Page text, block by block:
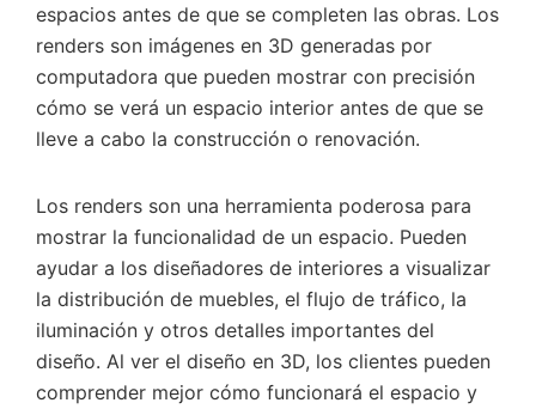
espacios antes de que se completen las obras. Los
renders son imágenes en 3D generadas por
computadora que pueden mostrar con precisión
cómo se verá un espacio interior antes de que se
lleve a cabo la construcción o renovación.
Los renders son una herramienta poderosa para
mostrar la funcionalidad de un espacio. Pueden
ayudar a los diseñadores de interiores a visualizar
la distribución de muebles, el flujo de tráfico, la
iluminación y otros detalles importantes del
diseño. Al ver el diseño en 3D, los clientes pueden
comprender mejor cómo funcionará el espacio y